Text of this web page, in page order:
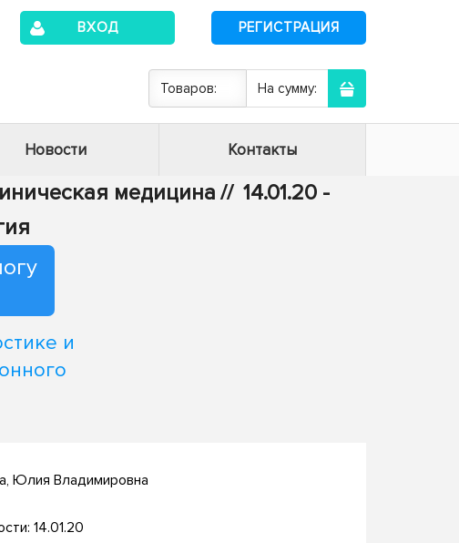
ВХОД РЕГИСТРАЦИЯ
Товаров: На сумму:
Новости Контакты
медицина // 14.01.20 -
и
Юлия Владимировна
14.01.20